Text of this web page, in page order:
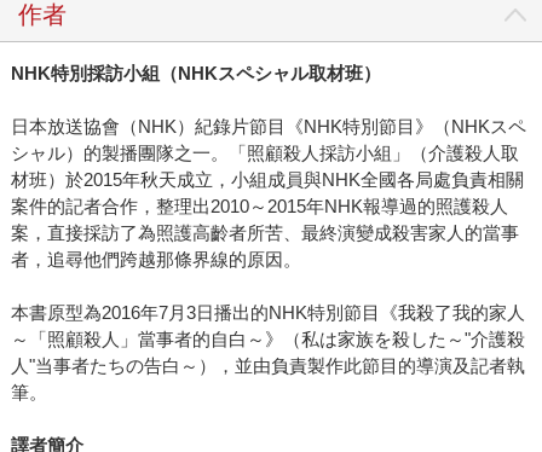
作者
NHK特別採訪小組（NHKスペシャル取材班）
日本放送協會（NHK）紀錄片節目《NHK特別節目》（NHKスペ
シャル）的製播團隊之一。「照顧殺人採訪小組」（介護殺人取
材班）於2015年秋天成立，小組成員與NHK全國各局處負責相關
案件的記者合作，整理出2010～2015年NHK報導過的照護殺人
案，直接採訪了為照護高齡者所苦、最終演變成殺害家人的當事
者，追尋他們跨越那條界線的原因。
本書原型為2016年7月3日播出的NHK特別節目《我殺了我的家人
～「照顧殺人」當事者的自白～》（私は家族を殺した～"介護殺
人"当事者たちの告白～），並由負責製作此節目的導演及記者執
筆。
譯者簡介